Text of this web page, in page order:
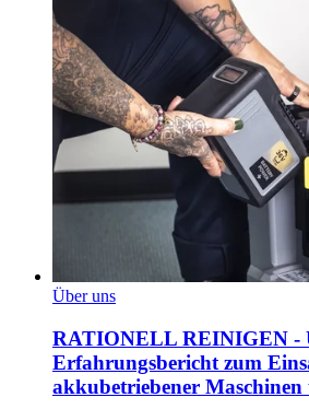
Über uns
RATIONELL REINIGEN -
Erfahrungsbericht zum
akkubetriebener Maschinen